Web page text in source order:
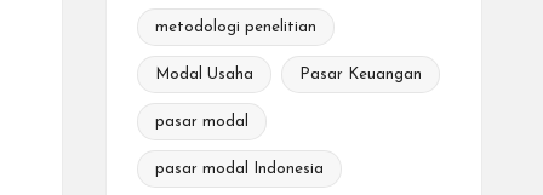
metodologi penelitian
Modal Usaha Pasar Keuangan
pasar modal
pasar modal Indonesia